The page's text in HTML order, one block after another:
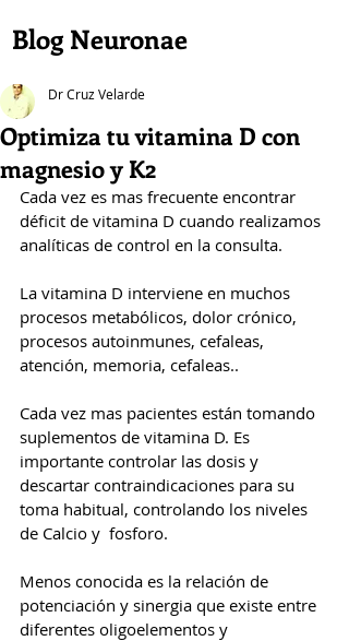
Blog Neuronae
Optimiza tu vitamina D con
magnesio y K2
Dr Cruz Velarde
Cada vez es mas frecuente encontrar
déficit de vitamina D cuando realizamos
analíticas de control en la consulta.
La vitamina D interviene en muchos
procesos metabólicos, dolor crónico,
procesos autoinmunes, cefaleas,
atención, memoria, cefaleas..
Cada vez mas pacientes están tomando
suplementos de vitamina D. Es
importante controlar las dosis y
descartar contraindicaciones para su
toma habitual, controlando los niveles
de Calcio y  fosforo.
Menos conocida es la relación de
potenciación y sinergia que existe entre
diferentes oligoelementos y